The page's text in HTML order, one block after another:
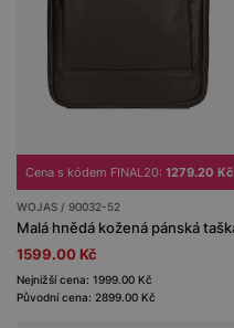
Cena s kódem FINAL20: 1279.20 Kč
WOJAS / 90032-52
Malá hnědá kožená pánská
1599.00 Kč
Nejnižší cena: 1999.00 Kč
Původní cena: 2899.00 Kč